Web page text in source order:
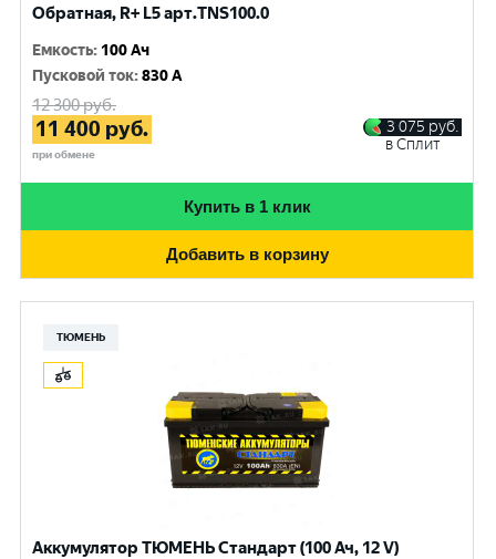
Обратная, R+ L5 арт.TNS100.0
Емкость: 100 Ач
Пусковой ток:830 A
12 300руб.
11 400 руб.
при обмене
3 075 руб.
в Сплит
Купить в 1 клик
Добавить в корзину
ТЮМЕНЬ
Аккумулятор ТЮМЕНЬ Стандарт (100 Ач, 12 V)